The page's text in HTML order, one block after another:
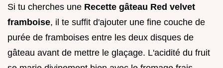
Si tu cherches une Recette gâteau Red velvet
framboise, il te suffit d'ajouter une fine couche de
purée de framboises entre les deux disques de
gâteau avant de mettre le glaçage. L'acidité du fruit